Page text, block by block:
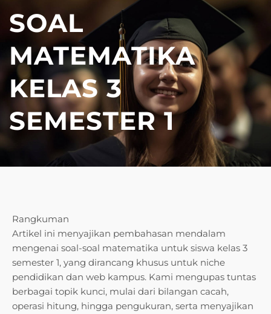
SOAL
MATEMATIKA
KELAS 3
SEMESTER 1
Rangkuman
Artikel ini menyajikan pembahasan mendalam
mengenai soal-soal matematika untuk siswa kelas 3
semester 1, yang dirancang khusus untuk niche
pendidikan dan web kampus. Kami mengupas tuntas
berbagai topik kunci, mulai dari bilangan cacah,
operasi hitung, hingga pengukuran, serta menyajikan